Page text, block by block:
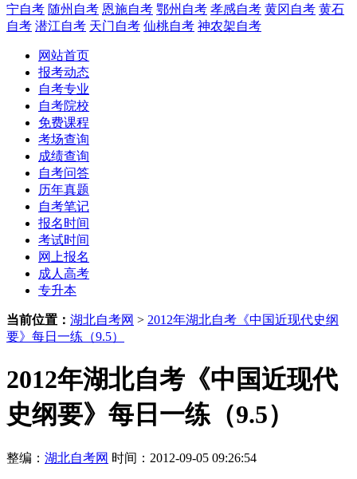
宁自考 随州自考 恩施自考 鄂州自考 孝感自考 黄冈自考 黄石
自考 潜江自考 天门自考 仙桃自考 神农架自考
网站首页
报考动态
自考专业
自考院校
免费课程
考场查询
成绩查询
自考问答
历年真题
自考笔记
报名时间
考试时间
网上报名
成人高考
专升本
当前位置： 湖北自考网 > 2012年湖北自考《中国近现代史纲
要》每日一练（9.5）
2012年湖北自考《中国近现代
史纲要》每日一练（9.5）
整编： 湖北自考网 时间：2012-09-05 09:26:54